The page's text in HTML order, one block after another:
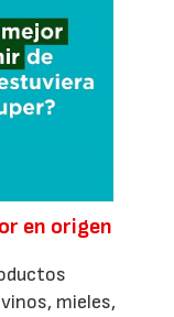
en origen
mieles,